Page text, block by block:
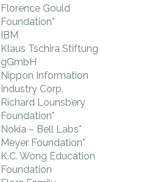
Florence Gould
Foundation*
IBM
Klaus Tschira Stiftung
gGmbH
Nippon Information
Industry Corp.
Richard Lounsbery
Foundation*
Nokia – Bell Labs*
Meyer Foundation*
K.C. Wong Education
Foundation